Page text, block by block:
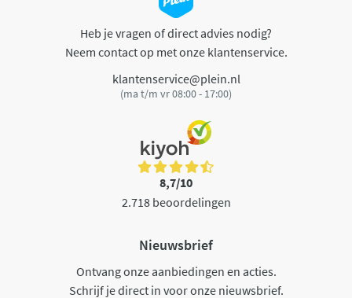
Heb je vragen of direct advies nodig?
Neem contact op met onze klantenservice.
klantenservice@plein.nl
(ma t/m vr 08:00 - 17:00)
8,7/10
2.718 beoordelingen
Nieuwsbrief
Ontvang onze aanbiedingen en acties.
Schrijf je direct in voor onze nieuwsbrief.